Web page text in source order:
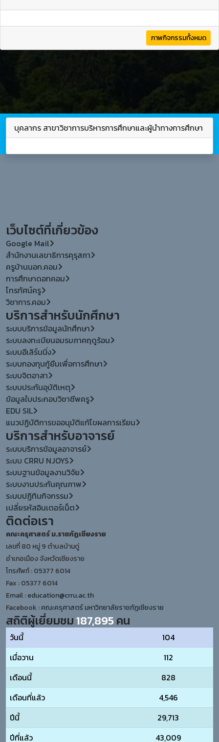
ภาพกิจกรรมทั้งหมด
บุคลากร สาขาวิชาการบริหารการศึกษาและผู้นำทางการศึกษา
เว็บไซต์ที่เกี่ยวข้อง
Google Mail
สำนักงานเลขาธิการคุรุสภา
ครูบ้านนอก.คอม
การศึกษาดอทคอม
โทรทัศน์ครู
วิชาการ.คอม
บริการสำหรับนักศึกษา
ระบบบริการข้อมูลนักศึกษา
ระบบลงทะเบียนอมรมภาคฤดูร้อน
ระบบอีเลิร์นนิ่ง
ระบบกองทุนกู้ยืมเพื่อการศึกษา
ระบบจิตอาสา
ระบบประกันอุบัติเหตุ
ข้อมูลใบประกอบวิชาชีพครู
EDU SIL
แนวปฏิบัติการขออนุมัติแก้ไขผลการเรียน
บริการสำหรับอาจารย์
ระบบบริการข้อมูลอาจารย์
ระบบ CRRU NJOYS
ระบบฐานข้อมูลงานวิจัย
ระบบงานประกันคุณภาพ
ระบบปฏิทินกิจกรรม
เปลี่ยรหัสอินเตอร์เน็ต
ติดต่อเรา
คณะครุศาสตร์ ม.ราชภัฏเชียงราย
เลขที่ 80 หมู่ 9 ตำบลบ้านดู่
อำเภอเมือง จังหวัดเชียงราย
โทรศัพท์ : 05377 6014
Fax : 05377 6014
Email :education@crru.ac.th
Facebook :คณะครุศาสตร์ มหาวิทยาลัยราชภัฏเชียงราย
สถิติผู้เยี่ยมชม187,895คน
วันนี้
104
เมื่อวาน
112
เดือนนี้
828
เดือนที่แล้ว
4,546
ปีนี้
29,713
ปีที่แล้ว
43,009